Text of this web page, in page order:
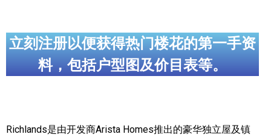
地产杂谈
走近加拿大
加拿大的历史文化
立刻注册以便获得热门楼花的第一手资
料，包括户型图及价目表等。
Richlands是由开发商Arista Homes推出的豪华独立屋及镇